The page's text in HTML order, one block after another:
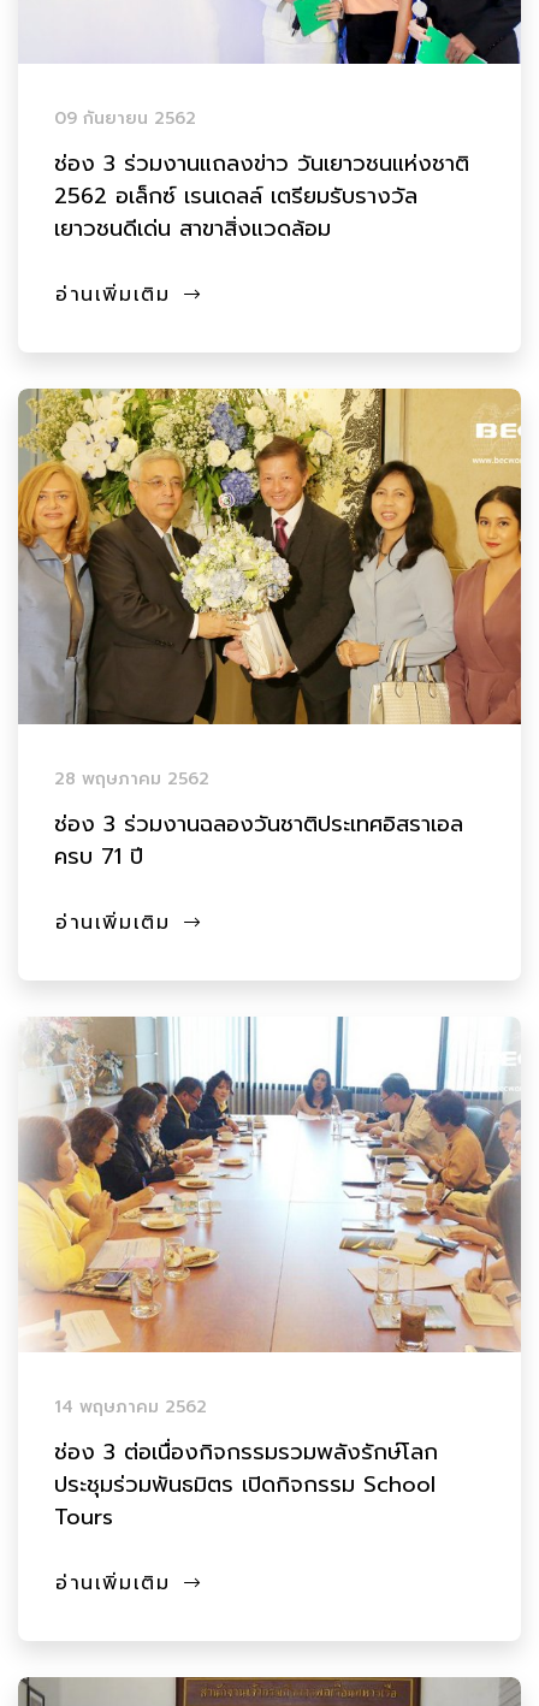
09 กันยายน 2562
ช่อง 3 ร่วมงานแถลงข่าว วันเยาวชนแห่งชาติ
2562 อเล็กซ์ เรนเดลล์ เตรียมรับรางวัล
เยาวชนดีเด่น สาขาสิ่งแวดล้อม
อ่านเพิ่มเติม
28 พฤษภาคม 2562
ช่อง 3 ร่วมงานฉลองวันชาติประเทศอิสราเอล
ครบ 71 ปี
อ่านเพิ่มเติม
14 พฤษภาคม 2562
ช่อง 3 ต่อเนื่องกิจกรรมรวมพลังรักษ์โลก
ประชุมร่วมพันธมิตร เปิดกิจกรรม School
Tours
อ่านเพิ่มเติม